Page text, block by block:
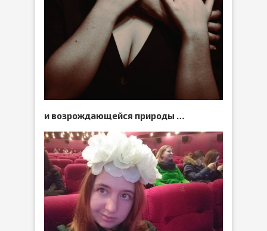
и возрождающейся природы …